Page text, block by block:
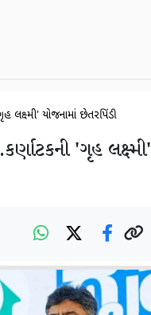
લક્ષ્મી' યોજનામાં છેતરપિંડી
'ગૃહ લક્ષ્મી'